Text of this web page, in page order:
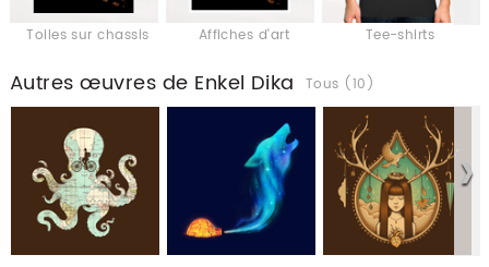
Toiles sur chassis Affiches d'art Tee-shirts
Autres œuvres de Enkel Dika Tous (10)